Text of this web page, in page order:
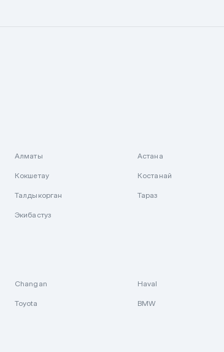
Алматы Астана
Кокшетау Костанай
Талдыкорган Тараз
Экибастуз
Changan Haval
Toyota BMW